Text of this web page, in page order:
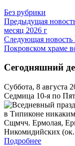
Без рубрики
Предыдущая
месяц 2026 г
Следующая новость
Покровском храме
Сегодняшний
Суббота, 8 августа
Седмица 10-я по
Сщмчч. Ермолая,
Никомидийских
Подробнее